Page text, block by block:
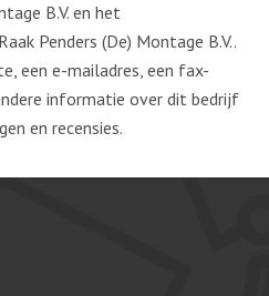
B.V. en het
Penders (De) Montage B.V..
een e-mailadres, een fax-
informatie over dit bedrijf
en recensies.